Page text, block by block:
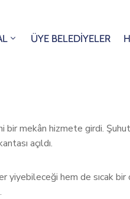
ÜYE BELEDİYELER
mekân hizmete girdi.
açıldı.
yiyebileceği hem de sıcak